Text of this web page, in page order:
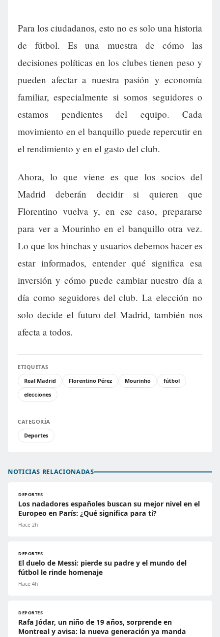
Para los ciudadanos, esto no es solo una historia
de fútbol. Es una muestra de cómo las
decisiones políticas en los clubes tienen peso y
pueden afectar a nuestra pasión y economía
familiar, especialmente si somos seguidores o
estamos pendientes del equipo. Cada
movimiento en el banquillo puede repercutir en
el rendimiento y en el gasto del club.
Ahora, lo que viene es que los socios del
Madrid deberán decidir si quieren que
Florentino vuelva y, en ese caso, prepararse
para ver a Mourinho en el banquillo otra vez.
Lo que los hinchas y usuarios debemos hacer es
estar informados, entender qué significa esa
inversión y cómo puede cambiar nuestro día a
día como seguidores del club. La elección no
solo decide el futuro del Madrid, también nos
afecta a todos.
ETIQUETAS
Real Madrid
Florentino Pérez Mourinho
fútbol
elecciones
CATEGORÍA
Deportes
NOTICIAS RELACIONADAS
DEPORTES
Los nadadores españoles buscan su mejor nivel en el
Europeo en París: ¿Qué significa para ti?
Hace 2h
DEPORTES
El duelo de Messi: pierde su padre y el mundo del
fútbol le rinde homenaje
Hace 4h
DEPORTES
Rafa Jódar, un niño de 19 años, sorprende en
Montreal y avisa: la nueva generación ya manda